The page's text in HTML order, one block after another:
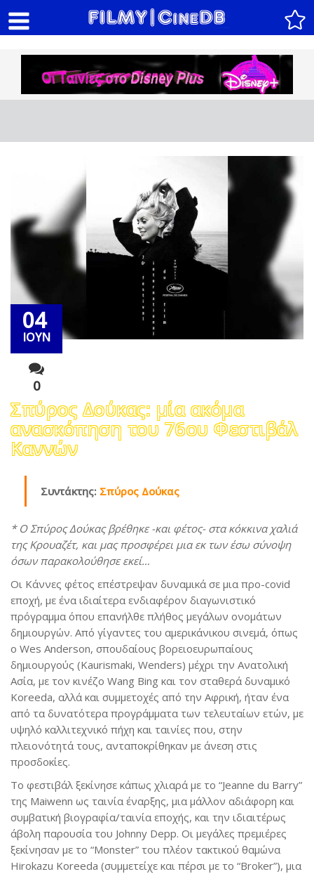
04
ΙΟΥΝ
0
Σπύρος Δούκας: μία ακόμα
ανασκόπηση του 76ου Φεστιβάλ
Καννών
Συντάκτης: Σπύρος Δούκας
* Ο Σπύρος Δούκας βρέθηκε -και φέτος- στα κόκκινα χαλιά
της Κρουαζέτ, και μας προσφέρει μια εκ των έσω σύνοψη
όσων παρακολούθησε εκεί…
Οι Κάννες φέτος επέστρεψαν δυναμικά σε μια προ-covid
εποχή, με ένα ιδιαίτερα ενδιαφέρον διαγωνιστικό
πρόγραμμα όπου επανήλθε πλήθος μεγάλων ονομάτων
δημιουργών. Από γίγαντες του αμερικάνικου σινεμά, όπως
ο Wes Anderson, σπουδαίους βορειοευρωπαίους
δημιουργούς (Kaurismaki, Wenders) μέχρι την Ανατολική
Ασία, με τον κινέζο Wang Bing και τον σταθερά δυναμικό
Koreeda, αλλά και συμμετοχές από την Αφρική, ήταν ένα
από τα δυνατότερα προγράμματα των τελευταίων ετών, με
υψηλό καλλιτεχνικό πήχη και ταινίες που, στην
πλειονότητά τους, ανταποκρίθηκαν με άνεση στις
προσδοκίες.
Το φεστιβάλ ξεκίνησε κάπως χλιαρά με το “Jeanne du Barry”
της Maiwenn ως ταινία έναρξης, μια μάλλον αδιάφορη και
συμβατική βιογραφία/ταινία εποχής, και την ιδιαιτέρως
άβολη παρουσία του Johnny Depp. Οι μεγάλες πρεμιέρες
ξεκίνησαν με το “Monster” του πλέον τακτικού θαμώνα
Hirokazu Koreeda (συμμετείχε και πέρσι με το “Broker”), μια